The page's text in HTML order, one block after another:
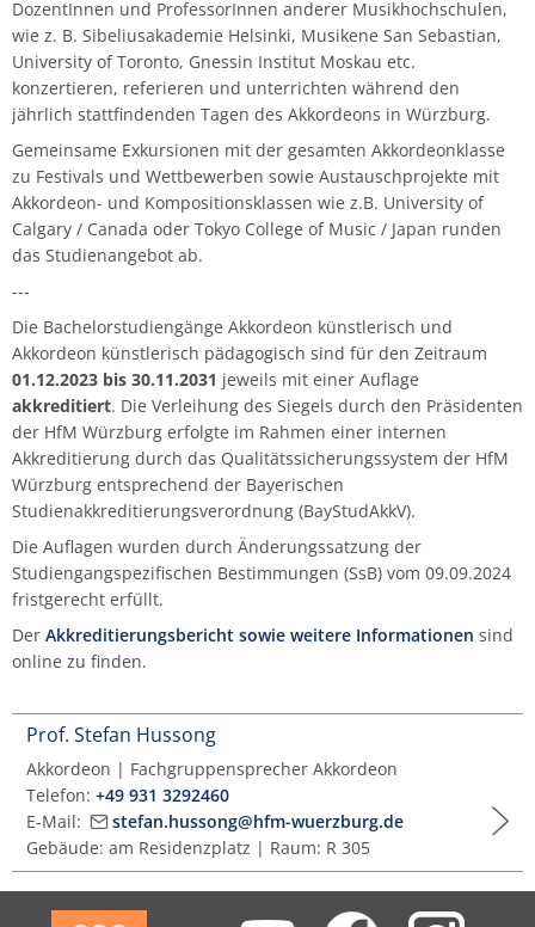
DozentInnen und ProfessorInnen anderer Musikhochschulen,
wie z. B. Sibeliusakademie Helsinki, Musikene San Sebastian,
University of Toronto, Gnessin Institut Moskau etc.
konzertieren, referieren und unterrichten während den
jährlich stattfindenden Tagen des Akkordeons in Würzburg.
Gemeinsame Exkursionen mit der gesamten Akkordeonklasse
zu Festivals und Wettbewerben sowie Austauschprojekte mit
Akkordeon- und Kompositionsklassen wie z.B. University of
Calgary / Canada oder Tokyo College of Music / Japan runden
das Studienangebot ab.
---
Die Bachelorstudiengänge Akkordeon künstlerisch und
Akkordeon künstlerisch pädagogisch sind für den Zeitraum
01.12.2023 bis 30.11.2031 jeweils mit einer Auflage
akkreditiert. Die Verleihung des Siegels durch den Präsidenten
der HfM Würzburg erfolgte im Rahmen einer internen
Akkreditierung durch das Qualitätssicherungssystem der HfM
Würzburg entsprechend der Bayerischen
Studienakkreditierungsverordnung (BayStudAkkV).
Die Auflagen wurden durch Änderungssatzung der
Studiengangspezifischen Bestimmungen (SsB) vom 09.09.2024
fristgerecht erfüllt.
Der Akkreditierungsbericht sowie weitere Informationen sind
online zu finden.
Prof. Stefan Hussong
Akkordeon | Fachgruppensprecher Akkordeon
Telefon: +49 931 3292460
E-Mail:
stefan.hussong@hfm-wuerzburg.de
Gebäude: am Residenzplatz | Raum: R 305